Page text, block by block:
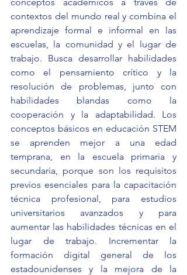
contextos del mundo real y combina el
aprendizaje formal e informal en las
escuelas, la comunidad y el lugar de
trabajo. Busca desarrollar habilidades
como el pensamiento crítico y la
resolución de problemas, junto con
habilidades blandas como la
cooperación y la adaptabilidad. Los
conceptos básicos en educación STEM
se aprenden mejor a una edad
temprana, en la escuela primaria y
secundaria, porque son los requisitos
previos esenciales para la capacitación
técnica profesional, para estudios
universitarios avanzados y para
aumentar las habilidades técnicas en el
lugar de trabajo. Incrementar la
formación digital general de los
estadounidenses y la mejora de la